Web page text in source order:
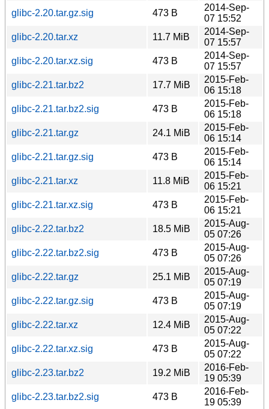
glibc-2.20.tar.gz.sig
473 B
2014-Sep-
07 15:52
glibc-2.20.tar.xz
11.7 MiB
2014-Sep-
07 15:57
glibc-2.20.tar.xz.sig
473 B
2014-Sep-
07 15:57
glibc-2.21.tar.bz2
17.7 MiB
2015-Feb-
06 15:18
glibc-2.21.tar.bz2.sig
473 B
2015-Feb-
06 15:18
glibc-2.21.tar.gz
24.1 MiB
2015-Feb-
06 15:14
glibc-2.21.tar.gz.sig
473 B
2015-Feb-
06 15:14
glibc-2.21.tar.xz
11.8 MiB
2015-Feb-
06 15:21
glibc-2.21.tar.xz.sig
473 B
2015-Feb-
06 15:21
glibc-2.22.tar.bz2
18.5 MiB
2015-Aug-
05 07:26
glibc-2.22.tar.bz2.sig
473 B
2015-Aug-
05 07:26
glibc-2.22.tar.gz
25.1 MiB
2015-Aug-
05 07:19
glibc-2.22.tar.gz.sig
473 B
2015-Aug-
05 07:19
glibc-2.22.tar.xz
12.4 MiB
2015-Aug-
05 07:22
glibc-2.22.tar.xz.sig
473 B
2015-Aug-
05 07:22
glibc-2.23.tar.bz2
19.2 MiB
2016-Feb-
19 05:39
glibc-2.23.tar.bz2.sig
473 B
2016-Feb-
19 05:39